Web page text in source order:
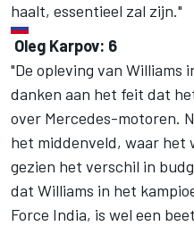
haalt, essentieel zal zijn."
Oleg Karpov: 6
"De opleving van Williams
danken aan het feit dat
over Mercedes-motoren.
het middenveld, waar het
gezien het verschil in
dat Williams in het
Force India, is wel een